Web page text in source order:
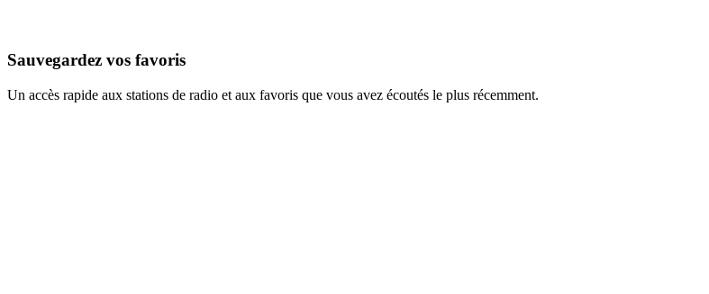
Sauvegardez vos favoris
Un accès rapide aux stations de radio et aux favoris que vous avez écoutés le plus récemment.